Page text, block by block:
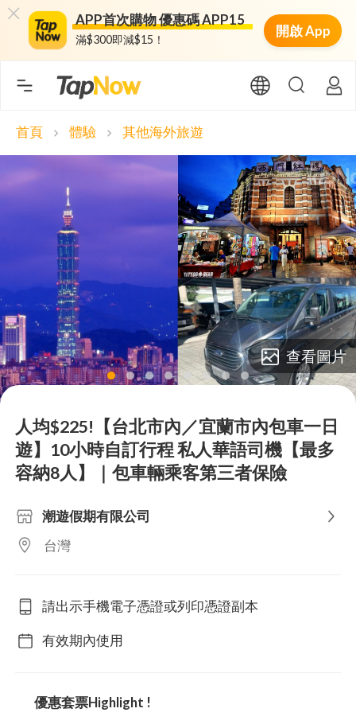
APP首次購物 優惠碼 APP15
滿$300即減$15！
開啟 App
首頁 chevron_right 體驗 chevron_right 其他海外旅遊
lens lens lens lens lens lens lens lens
查看圖片
人均$225!【台北市內／宜蘭市內包車一日
遊】10小時自訂行程 私人華語司機【最多
容納8人】｜包車輛乘客第三者保險
潮遊假期有限公司
台灣
請出示手機電子憑證或列印憑證副本
有效期內使用
優惠套票Highlight !